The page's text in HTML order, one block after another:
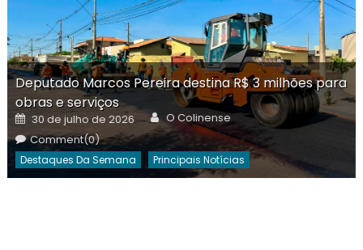
Deputado Marcos Pereira destina R$ 3 milhões para
obras e serviços
Posted
on
30 de julho de 2026 Author
O Colinense
Comment(0)
Destaques Da Semana Principais Notícias